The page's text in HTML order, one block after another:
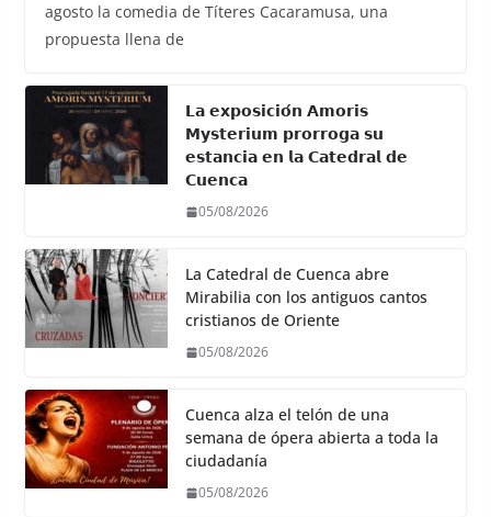
agosto la comedia de Títeres Cacaramusa, una
propuesta llena de
𝗟𝗮 𝗲𝘅𝗽𝗼𝘀𝗶𝗰𝗶𝗼́𝗻 𝗔𝗺𝗼𝗿𝗶𝘀
𝗠𝘆𝘀𝘁𝗲𝗿𝗶𝘂𝗺 𝗽𝗿𝗼𝗿𝗿𝗼𝗴𝗮 𝘀𝘂
𝗲𝘀𝘁𝗮𝗻𝗰𝗶𝗮 𝗲𝗻 𝗹𝗮 𝗖𝗮𝘁𝗲𝗱𝗿𝗮𝗹 𝗱𝗲
𝗖𝘂𝗲𝗻𝗰𝗮
05/08/2026
La Catedral de Cuenca abre
Mirabilia con los antiguos cantos
cristianos de Oriente
05/08/2026
Cuenca alza el telón de una
semana de ópera abierta a toda la
ciudadanía
05/08/2026